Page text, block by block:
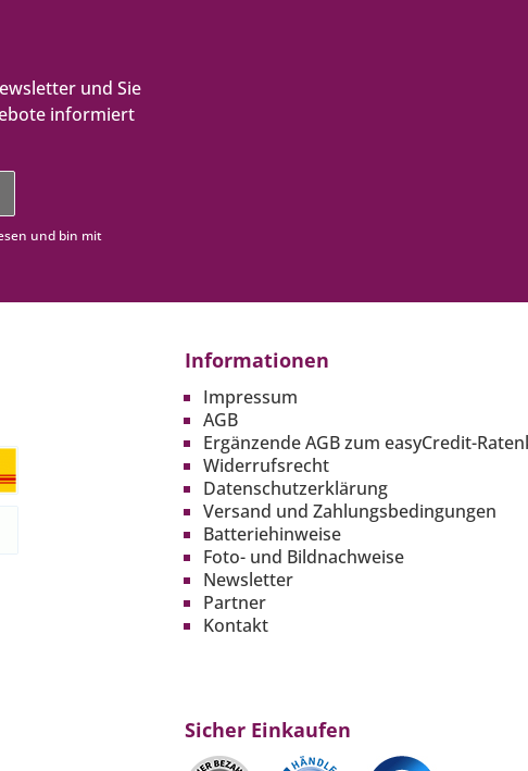
und Sie
informiert
und bin mit
Informationen
Impressum
AGB
Ergänzende AGB zum easyCredit-
Widerrufsrecht
Datenschutzerklärung
Versand und Zahlungsbedingungen
Batteriehinweise
Foto- und Bildnachweise
Newsletter
Partner
Kontakt
Sicher Einkaufen